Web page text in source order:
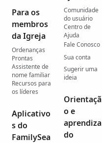
Para os
membros
da Igreja
Ordenanças
Prontas
Assistente de
nome familiar
Recursos para
os líderes
Aplicativo
s do
FamilySea
Comunidade
do usuário
Centro de
Ajuda
Fale Conosco
Sua conta
Sugerir uma
ideia
Orientaçã
o e
aprendiza
do